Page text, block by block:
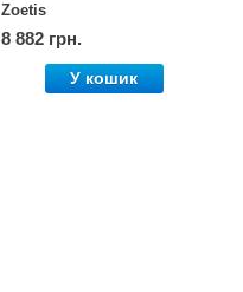
Zoetis
8 882 грн.
У кошик